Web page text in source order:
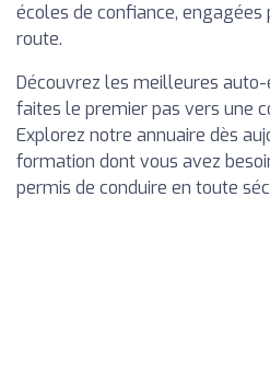
écoles de confiance,
route.
Découvrez les meilleures
faites le premier pas vers une
Explorez notre annuaire dès
formation dont vous avez
permis de conduire en toute